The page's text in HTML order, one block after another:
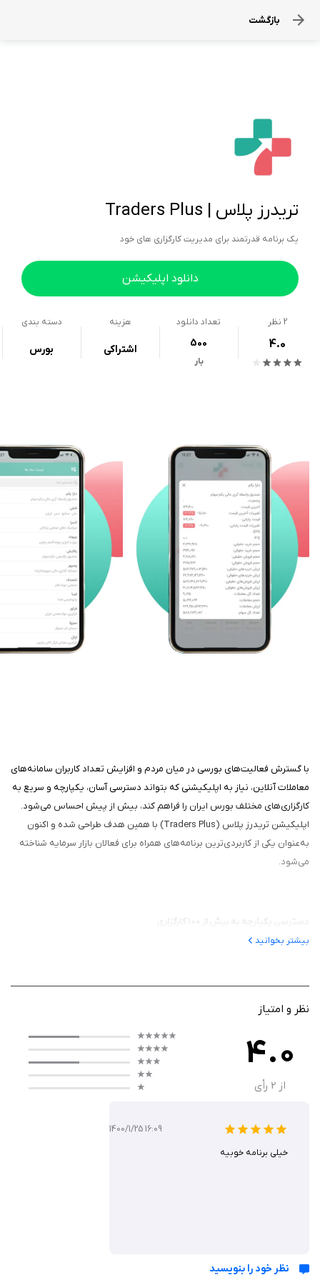
بازگشت
تریدرز پلاس | Traders Plus
یک برنامه قدرتمند برای مدیریت کارگزاری های خود
دانلود اپلیکیشن
2 نظر
4.0
تعداد دانلود
500
بار
هزینه
اشتراکی
دسته بندی
بورس
با گسترش فعالیت‌های بورسی در میان مردم و افزایش تعداد کاربران سامانه‌های
معاملات آنلاین، نیاز به اپلیکیشنی که بتواند دسترسی آسان، یکپارچه و سریع به
کارگزاری‌های مختلف بورس ایران را فراهم کند، بیش از پیش احساس می‌شود.
اپلیکیشن تریدرز پلاس (Traders Plus) با همین هدف طراحی شده و اکنون
به‌عنوان یکی از کاربردی‌ترین برنامه‌های همراه برای فعالان بازار سرمایه شناخته
می‌شود.
اطلاعات ورود مربوط به هر کارگزاری در بخش «کارگزاری‌های من»، به‌صورت
مستقیم وارد سامانه معاملاتی آن کارگزاری شوند؛ بدون نیاز به نصب
نکته مهم این است که این برنامه نقش درگاه اتصال به سامانه‌های رسمی
کارگزاری‌ها را ایفا می‌کند و خدمات معاملاتی، به‌صورت مستقیم از سمت هر
کارگزاری ارائه می‌شود. بنابراین تفاوت در امکانات هر سامانه مربوط به
بیشتر بخوانید
نظر و امتیاز
4.0
از 2 رأی
1400/1/25 16:09
خیلی برنامه خوبیه
نظر خود را بنویسید